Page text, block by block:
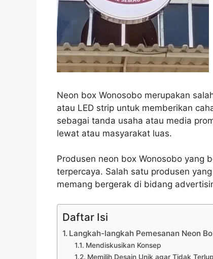
Neon box Wonosobo merupakan
atau LED strip untuk memberikan
sebagai tanda usaha atau media
lewat atau masyarakat luas.
Produsen neon box Wonosobo yang
terpercaya. Salah satu produsen
memang bergerak di bidang
Daftar Isi
Langkah-langkah Pemesanan Neon
Mendiskusikan Konsep
Memilih Desain Unik agar Tidak